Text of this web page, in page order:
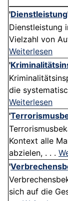
'Dienstleistung
Dienstleistung
Vielzahl von
Weiterlesen
'
die
Weiterlesen
'
Kontext alle
abzielen, . . .
'
sich auf die